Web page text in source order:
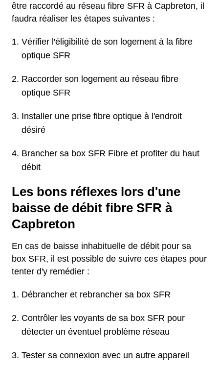
être raccordé au réseau fibre SFR à Capbreton, il
faudra réaliser les étapes suivantes :
Vérifier l'éligibilité de son logement à la fibre
optique SFR
Raccorder son logement au réseau fibre
optique SFR
Installer une prise fibre optique à l'endroit
désiré
Brancher sa box SFR Fibre et profiter du haut
débit
Les bons réflexes lors d'une
baisse de débit fibre SFR à
Capbreton
En cas de baisse inhabituelle de débit pour sa
box SFR, il est possible de suivre ces étapes pour
tenter d'y remédier :
Débrancher et rebrancher sa box SFR
Contrôler les voyants de sa box SFR pour
détecter un éventuel problème réseau
Tester sa connexion avec un autre appareil